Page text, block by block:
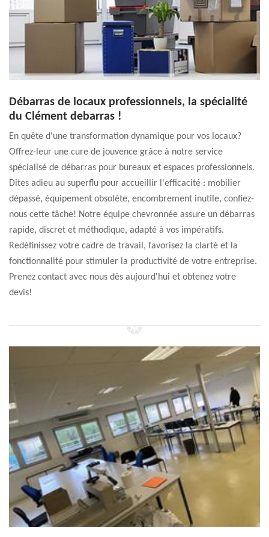
Débarras de locaux professionnels, la spécialité
du Clément debarras !
En quête d'une transformation dynamique pour vos locaux?
Offrez-leur une cure de jouvence grâce à notre service
spécialisé de débarras pour bureaux et espaces professionnels.
Dites adieu au superflu pour accueillir l'efficacité : mobilier
dépassé, équipement obsolète, encombrement inutile, confiez-
nous cette tâche! Notre équipe chevronnée assure un débarras
rapide, discret et méthodique, adapté à vos impératifs.
Redéfinissez votre cadre de travail, favorisez la clarté et la
fonctionnalité pour stimuler la productivité de votre entreprise.
Prenez contact avec nous dès aujourd'hui et obtenez votre
devis!